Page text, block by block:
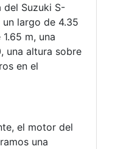
del Suzuki S-
largo de 4.35
m, una
una altura sobre
en el
el motor del
una